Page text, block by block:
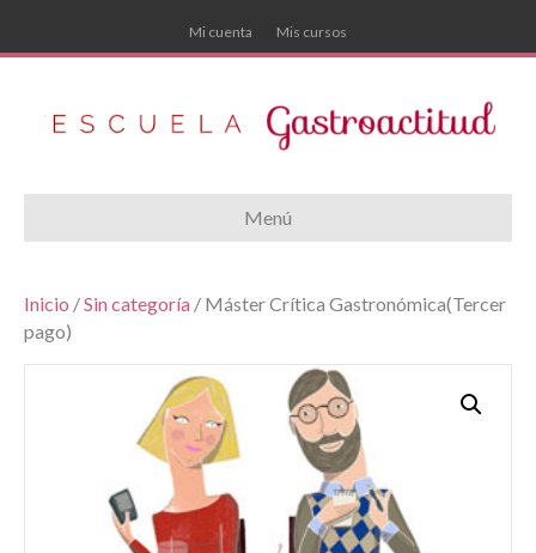
Mi cuenta Mis cursos
Menú
Inicio /Sin categoría / Máster Crítica Gastronómica(Tercer
pago)